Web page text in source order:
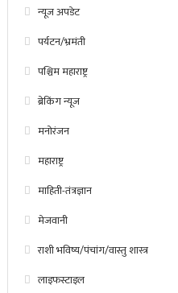
न्यूज अपडेट
पर्यटन/भ्रमंती
पश्चिम महाराष्ट्र
ब्रेकिंग न्यूज
मनोरंजन
महाराष्ट्र
माहिती-तंत्रज्ञान
मेजवानी
राशी भविष्य/पंचांग/वास्तु शास्त्र
लाइफस्टाइल